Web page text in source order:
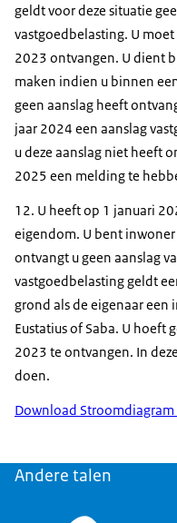
geldt voor deze situatie
vastgoedbelasting. U
2023 ontvangen. U dient
maken indien u binnen
geen aanslag heeft
jaar 2024 een aanslag
u deze aanslag niet heeft
2025 een melding te
12. U heeft op 1 januari
eigendom. U bent
ontvangt u geen aanslag
vastgoedbelasting geldt
grond als de eigenaar een
Eustatius of Saba. U hoeft
2023 te ontvangen. In
doen.
Download
Andere talen